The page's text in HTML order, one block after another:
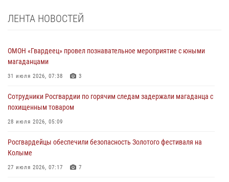
ЛЕНТА НОВОСТЕЙ
ОМОН «Гвардеец» провел познавательное мероприятие с юными
магаданцами
31 июля 2026, 07:38 3
Сотрудники Росгвардии по горячим следам задержали магаданца с
похищенным товаром
28 июля 2026, 05:09
Росгвардейцы обеспечили безопасность Золотого фестиваля на
Колыме
27 июля 2026, 07:17 7